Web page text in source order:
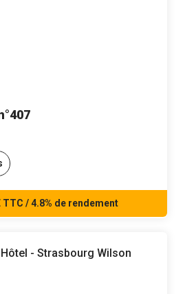
- n°407
TTC / 4.8% de rendement